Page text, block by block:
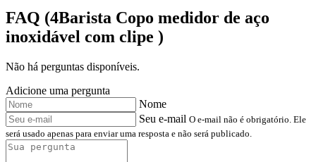
FAQ (4Barista Copo medidor de aço
inoxidável com clipe )
Não há perguntas disponíveis.
Adicione uma pergunta
Nome
Seu e-mail O e-mail não é obrigatório. Ele
será usado apenas para enviar uma resposta e não será publicado.